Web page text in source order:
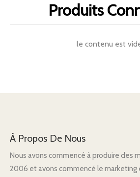
Produits
le contenu est
À Propos De Nous
Nous avons commencé à produire des
2006 et avons commencé le marketing